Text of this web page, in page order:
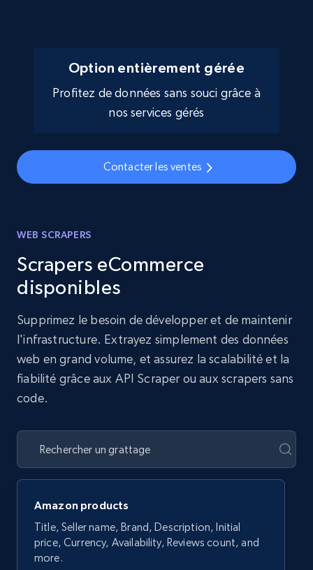
Option entièrement gérée
Profitez de données sans souci grâce à
nos services gérés
Contacter les ventes
WEB SCRAPERS
Scrapers eCommerce
disponibles
Supprimez le besoin de développer et de maintenir
l'infrastructure. Extrayez simplement des données
web en grand volume, et assurez la scalabilité et la
fiabilité grâce aux API Scraper ou aux scrapers sans
code.
Amazon products
Title, Seller name, Brand, Description, Initial
price, Currency, Availability, Reviews count, and
more.